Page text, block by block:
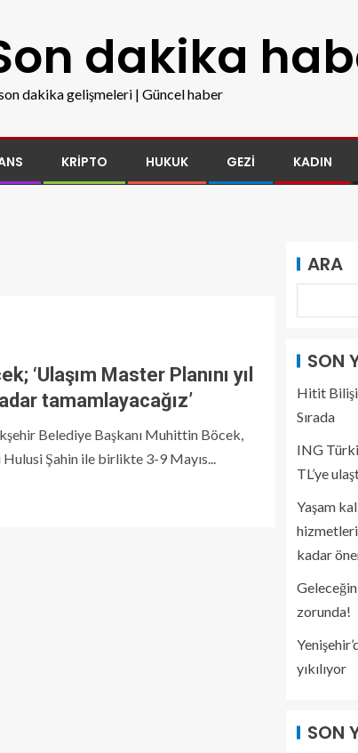
dakika
dakika gelişmeleri | Güncel haber
KRIPTO HUKUK GEZI KADIN
‘Ulaşım Master Planını yıl
tamamlayacağız’
Belediye Başkanı Muhittin Böcek,
Şahin ile birlikte 3-9 Mayıs...
ARA
SON
Hitit
Sırada
ING
TL’ye
Yaşam
hizmetleri
kadar
zorunda!
yıkılıyor
SON